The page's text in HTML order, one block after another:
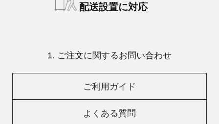
配送設置に対応
1. ご注文に関するお問い合わせ
ご利用ガイド
よくある質問